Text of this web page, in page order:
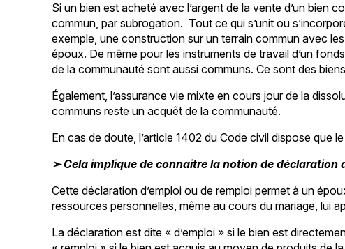
Si un bien est acheté avec l’argent de la vente d’un bien
commun, par subrogation. Tout ce qui s’unit ou
exemple, une construction sur un terrain commun avec
époux. De même pour les instruments de travail d’un
de la communauté sont aussi communs. Ce sont des
Également, l’assurance vie mixte en cours jour de la
communs reste un acquêt de la communauté.
En cas de doute, l’article 1402 du Code civil dispose que
➣ Cela implique de connaitre la notion de déclaration
Cette déclaration d’emploi ou de remploi permet à un
ressources personnelles, même au cours du mariage, lui
La déclaration est dite « d’emploi » si le bien est